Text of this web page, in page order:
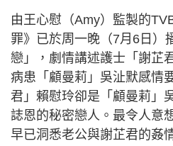
由王心慰（Amy）監製的
罪》已於周一晚（7月6日）
戀」，劇情講述護士「謝芷
病患「顧曼莉」吳沚默感情
君」賴慰玲卻是「顧曼莉」
誌恩的秘密戀人。最令人意
早已洞悉老公與謝芷君的姦